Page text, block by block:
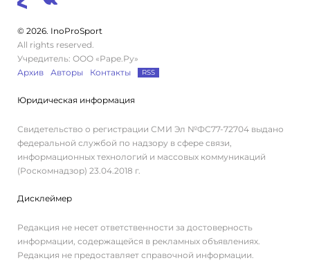
© 2026. InoProSport
All rights reserved.
Учредитель: ООО «Раре.Ру»
Архив
Авторы Контакты RSS
Юридическая информация
Свидетельство о регистрации СМИ Эл №ФС77-72704 выдано
федеральной службой по надзору в сфере связи,
информационных технологий и массовых коммуникаций
(Роскомнадзор) 23.04.2018 г.
Дисклеймер
Редакция не несет ответственности за достоверность
информации, содержащейся в рекламных объявлениях.
Редакция не предоставляет справочной информации.